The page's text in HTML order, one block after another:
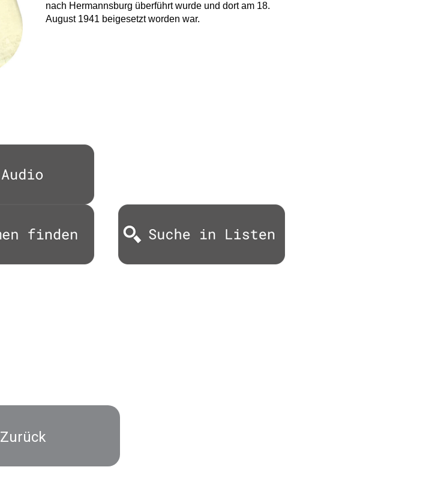
nach Hermannsburg überführt wurde und dort am 18.
August 1941 beigesetzt worden war.
Zurück